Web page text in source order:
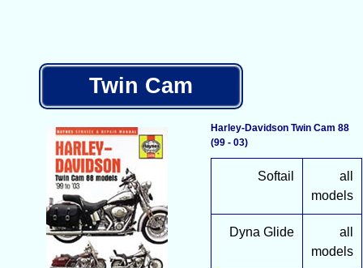
Twin Cam
Harley-Davidson Twin Cam 88
(99 - 03)
Softail
all
models
Dyna Glide
all
models